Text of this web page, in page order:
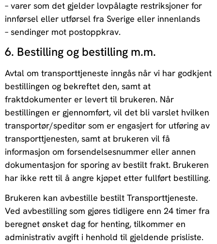
– varer som det gjelder lovpålagte restriksjoner for
innførsel eller utførsel fra Sverige eller innenlands
– sendinger mot postoppkrav.
6. Bestilling og bestilling m.m.
Avtal om transporttjeneste inngås når vi har godkjent
bestillingen og bekreftet den, samt at
fraktdokumenter er levert til brukeren. Når
bestillingen er gjennomført, vil det bli varslet hvilken
transportør/speditør som er engasjert for utføring av
transporttjenesten, samt at brukeren vil få
informasjon om forsendelsesnummer eller annen
dokumentasjon for sporing av bestilt frakt. Brukeren
har ikke rett til å angre kjøpet etter fullført bestilling.
Brukeren kan avbestille bestilt Transporttjeneste.
Ved avbestilling som gjøres tidligere enn 24 timer fra
beregnet ønsket dag for henting, tilkommer en
administrativ avgift i henhold til gjeldende prisliste.